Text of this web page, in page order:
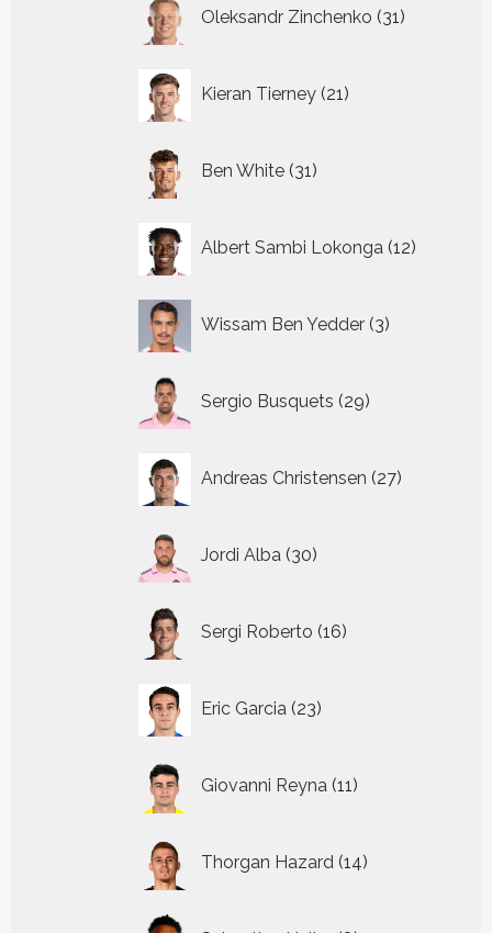
Oleksandr Zinchenko 31
producten
Kieran Tierney 21
producten
Ben White 31
producten
Albert Sambi Lokonga 12
Wissam Ben Yedder 3
producten
Sergio Busquets 29
producten
Andreas Christensen 27
producten
Jordi Alba 30
producten
Sergi Roberto 16
producten
Eric Garcia 23
producten
Giovanni Reyna 11
producten
Thorgan Hazard 14
producten